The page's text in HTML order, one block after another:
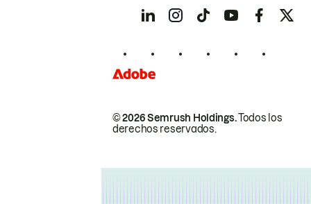
© 2026 Semrush Holdings.Todos los
derechos reservados.